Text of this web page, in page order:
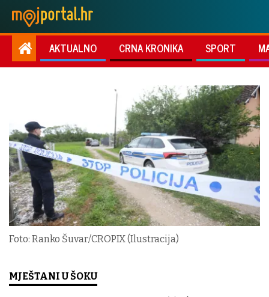
AKTUALNO CRNA KRONIKA SPORT
Foto: Ranko Šuvar/CROPIX (Ilustracija)
MJEŠTANI U ŠOKU